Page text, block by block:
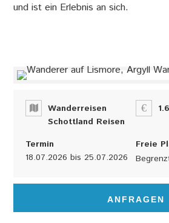
und ist ein Erlebnis an sich.
Wanderreisen
Schottland Reisen
Termin
18.07.2026 bis 25.07.2026
Freie
ANFRAGEN